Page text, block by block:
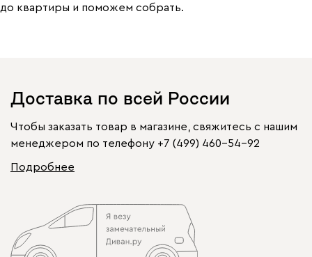
до квартиры и поможем собрать.
Доставка по всей России
Чтобы заказать товар в магазине, свяжитесь с нашим
менеджером по телефону +7 (499) 460-54-92
Подробнее